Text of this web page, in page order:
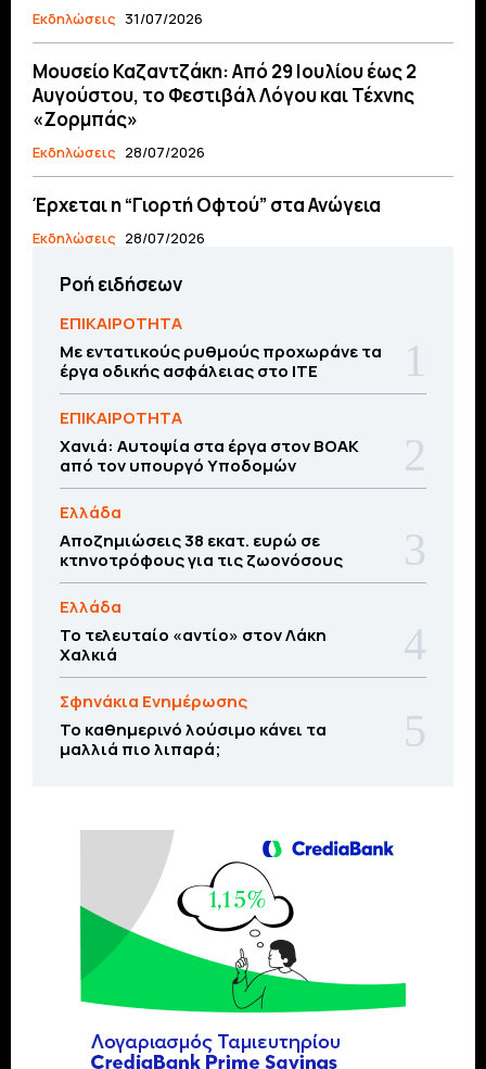
Εκδηλώσεις 31/07/2026
Μουσείο Καζαντζάκη: Από 29 Ιουλίου έως 2
Αυγούστου, το Φεστιβάλ Λόγου και Τέχνης
«Ζορμπάς»
Εκδηλώσεις 28/07/2026
Έρχεται η “Γιορτή Οφτού” στα Ανώγεια
Εκδηλώσεις 28/07/2026
Ροή ειδήσεων
ΕΠΙΚΑΙΡΟΤΗΤΑ
Με εντατικούς ρυθμούς προχωράνε τα
έργα οδικής ασφάλειας στο ΙΤΕ
ΕΠΙΚΑΙΡΟΤΗΤΑ
Χανιά: Αυτοψία στα έργα στον ΒΟΑΚ
από τον υπουργό Υποδομών
Ελλάδα
Αποζημιώσεις 38 εκατ. ευρώ σε
κτηνοτρόφους για τις ζωονόσους
Ελλάδα
Το τελευταίο «αντίο» στον Λάκη
Χαλκιά
Σφηνάκια Ενημέρωσης
Το καθημερινό λούσιμο κάνει τα
μαλλιά πιο λιπαρά;